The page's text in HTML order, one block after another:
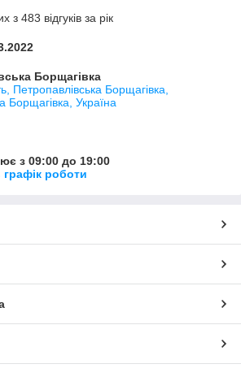
з 483 відгуків за рік
Борщагівка
Петропавлівська Борщагівка,
Борщагівка, Україна
з 09:00 до 19:00
роботи